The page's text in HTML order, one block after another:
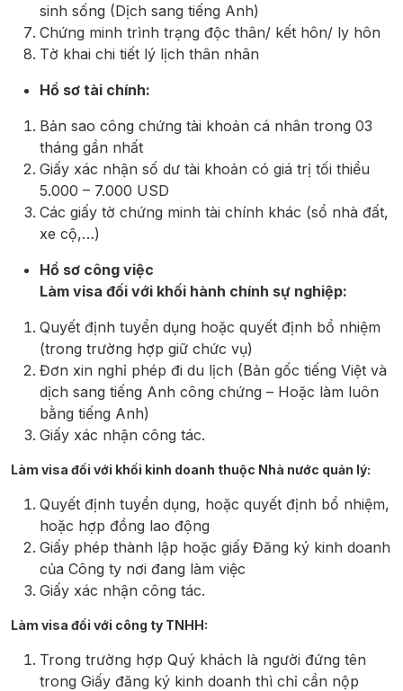
sinh sống (Dịch sang tiếng Anh)
Chứng minh trình trạng độc thân/ kết hôn/ ly hôn
Tờ khai chi tiết lý lịch thân nhân
Hồ sơ tài chính:
Bản sao công chứng tài khoản cá nhân trong 03
tháng gần nhất
Giấy xác nhận số dư tài khoản có giá trị tối thiểu
5.000 – 7.000 USD
Các giấy tờ chứng minh tài chính khác (sổ nhà đất,
xe cộ,…)
Hồ sơ công việc
Làm visa đối với khối hành chính sự nghiệp:
Quyết định tuyển dụng hoặc quyết định bổ nhiệm
(trong trường hợp giữ chức vụ)
Đơn xin nghỉ phép đi du lịch (Bản gốc tiếng Việt và
dịch sang tiếng Anh công chứng – Hoặc làm luôn
bằng tiếng Anh)
Giấy xác nhận công tác.
Làm visa đối với khối kinh doanh thuộc Nhà nước quản lý:
Quyết định tuyển dụng, hoặc quyết định bổ nhiệm,
hoặc hợp đồng lao động
Giấy phép thành lập hoặc giấy Đăng ký kinh doanh
của Công ty nơi đang làm việc
Giấy xác nhận công tác.
Làm visa đối với công ty TNHH:
Trong trường hợp Quý khách là người đứng tên
trong Giấy đăng ký kinh doanh thì chỉ cần nộp